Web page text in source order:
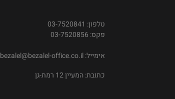
טלפון: 03-7520841
פקס: 03-7520856
אימייל:bezalel@bezalel-office.co.il
כתובת: המעיין 12 רמת-גן